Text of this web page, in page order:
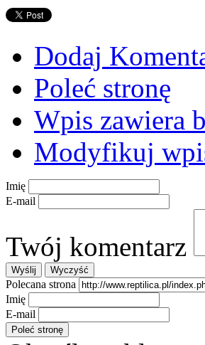
Dodaj
Poleć stronę
Wpis zawiera
Modyfikuj
Imię
E-mail
Twój komentarz
Polecana strona
Imię
E-mail